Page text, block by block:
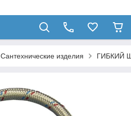
Сантехнические изделия ГИБКИЙ